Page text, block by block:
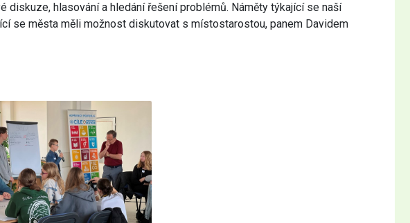
hlasování a hledání řešení problémů. Náměty týkající se naší
se města měli možnost diskutovat s místostarostou, panem Davidem